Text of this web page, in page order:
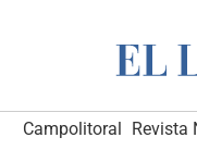
Campolitoral Revista